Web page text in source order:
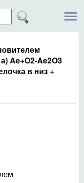
Ae+O2-Ae2O3
в низ +